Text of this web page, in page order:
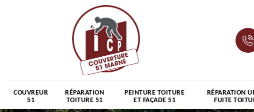
COUVREUR
51
RÉPARATION
TOITURE 51
PEINTURE TOITURE
ET FAÇADE 51
RÉPARATION
FUITE